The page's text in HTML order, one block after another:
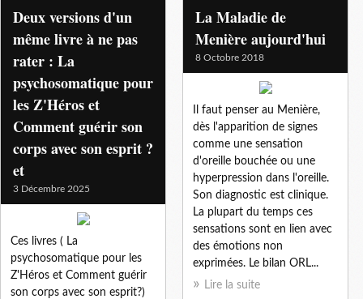
hydrops sante
Deux versions d'un
même livre à ne pas
rater : La
psychosomatique pour
les Z'Héros et
Comment guérir son
corps avec son esprit ?
et
3 Décembre 2025
Ces livres ( La
psychosomatique pour les
Z'Héros et Comment guérir
son corps avec son esprit?)
La Maladie de
Menière aujourd'hui
8 Octobre 2018
Il faut penser au Menière,
dès l'apparition de signes
comme une sensation
d'oreille bouchée ou une
hyperpression dans l'oreille.
Son diagnostic est clinique.
La plupart du temps ces
sensations sont en lien avec
des émotions non
exprimées. Le bilan ORL...
Lire la suite